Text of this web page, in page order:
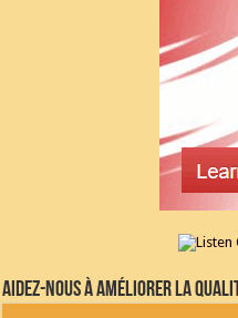
Aidez-nous à améliorer la